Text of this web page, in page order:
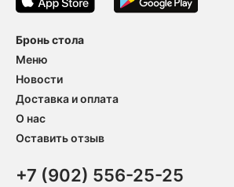
Бронь стола
Меню
Новости
Доставка и оплата
О нас
Оставить отзыв
+7 (902) 556-25-25